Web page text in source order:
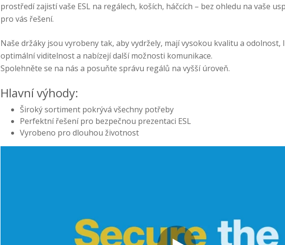
prostředí zajistí vaše ESL na regálech, koších, háčcích – bez ohledu na vaše
pro vás řešení.
Naše držáky jsou vyrobeny tak, aby vydržely, mají vysokou kvalitu a
optimální viditelnost a nabízejí další možnosti komunikace.
Spolehněte se na nás a posuňte správu regálů na vyšší úroveň.
Hlavní výhody:
Široký sortiment pokrývá všechny potřeby
Perfektní řešení pro bezpečnou prezentaci ESL
Vyrobeno pro dlouhou životnost